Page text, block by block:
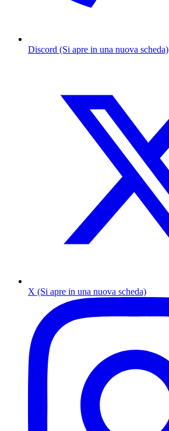
Discord (Si apre in una nuova scheda)
X (Si apre in una nuova scheda)